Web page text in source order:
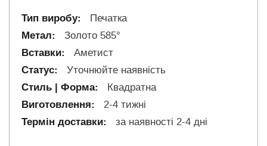
Печатка
Золото 585°
Аметист
Уточнюйте наявність
Квадратна
2-4 тижні
за наявності 2-4 дні